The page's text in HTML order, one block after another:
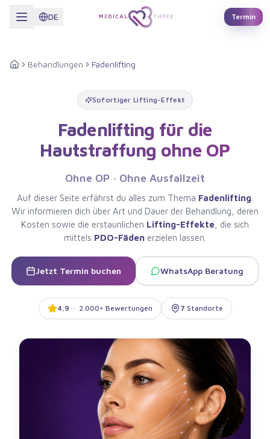
DE Termin
Startseite
Behandlungen Fadenlifting
Sofortiger Lifting-Effekt
Fadenlifting für die
Hautstraffung ohne OP
Ohne OP · Ohne Ausfallzeit
Auf dieser Seite erfährst du alles zum Thema Fadenlifting
Wir informieren dich über Art und Dauer der Behandlung, deren
Kosten sowie die erstaunlichen Lifting-Effekte , die sich
mittels PDO-Fäden erzielen lassen.
Jetzt Termin buchen WhatsApp Beratung
4,9 · 2.000+ Bewertungen 7 Standorte